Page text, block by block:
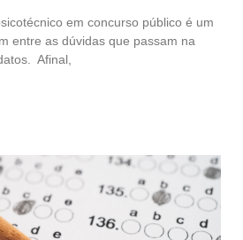
em concurso público é um
entre as dúvidas que passam na
Afinal,